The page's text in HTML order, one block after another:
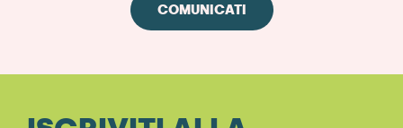
COMUNICATI